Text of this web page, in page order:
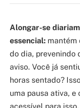
Alongar-se
essencial: mantém
do dia, prevenindo
aviso. Você já
horas sentado?
uma pausa ativa,